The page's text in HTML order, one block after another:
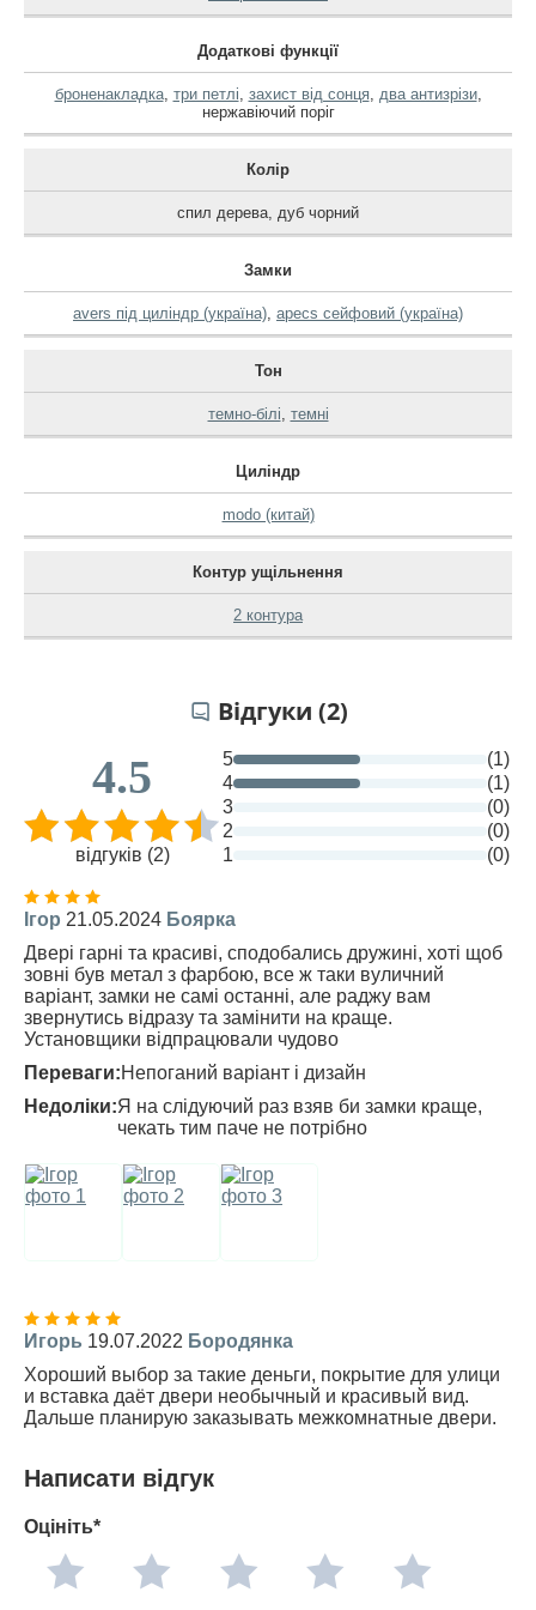
Додаткові функції
броненакладка, три петлі, захист від сонця, два антизрізи,
нержавіючий поріг
Колір
спил дерева, дуб чорний
Замки
avers під циліндр (україна), apecs сейфовий (україна)
Тон
темно-білі, темні
Циліндр
modo (китай)
Контур ущільнення
2 контура
Відгуки (2)
4.5
відгуків (2)
5
(1)
4
(1)
3
(0)
2
(0)
1
(0)
Ігор 21.05.2024 Боярка
Двері гарні та красиві, сподобались дружині, хоті щоб
зовні був метал з фарбою, все ж таки вуличний
варіант, замки не самі останні, але раджу вам
звернутись відразу та замінити на краще.
Установщики відпрацювали чудово
Переваги:Непоганий варіант і дизайн
Недоліки:Я на слідуючий раз взяв би замки краще,
чекать тим паче не потрібно
Игорь 19.07.2022 Бородянка
Хороший выбор за такие деньги, покрытие для улици
и вставка даёт двери необычный и красивый вид.
Дальше планирую заказывать межкомнатные двери.
Написати відгук
Оцініть*